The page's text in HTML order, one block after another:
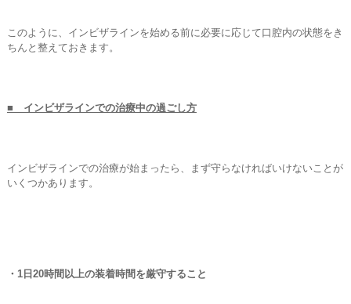
このように、インビザラインを始める前に必要に応じて口腔内の状態をき
ちんと整えておきます。
■ インビザラインでの治療中の過ごし方
インビザラインでの治療が始まったら、まず守らなければいけないことが
いくつかあります。
・1日20時間以上の装着時間を厳守すること